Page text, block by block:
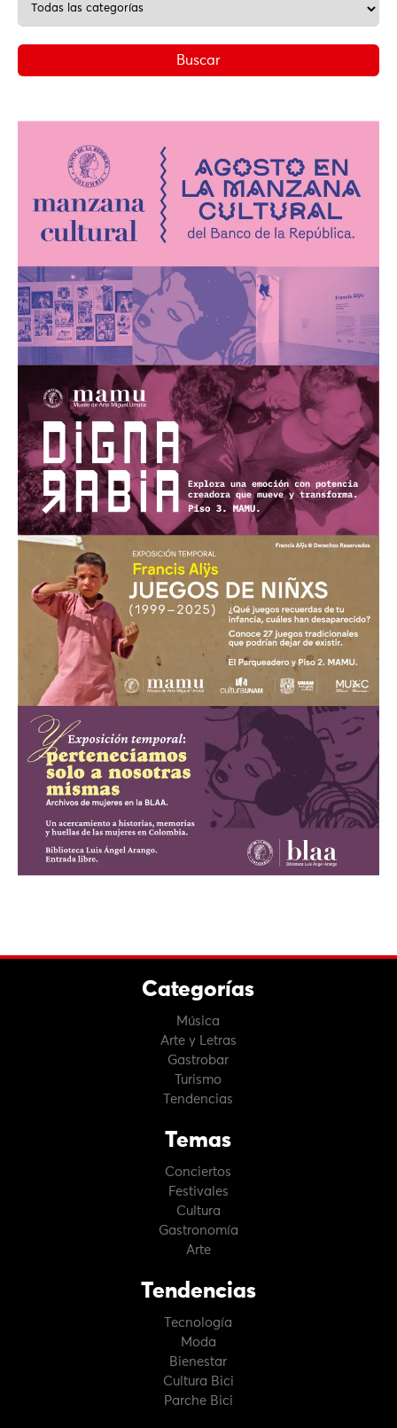
Categorías
Música
Arte y Letras
Gastrobar
Turismo
Tendencias
Temas
Conciertos
Festivales
Cultura
Gastronomía
Arte
Tendencias
Tecnología
Moda
Bienestar
Cultura Bici
Parche Bici